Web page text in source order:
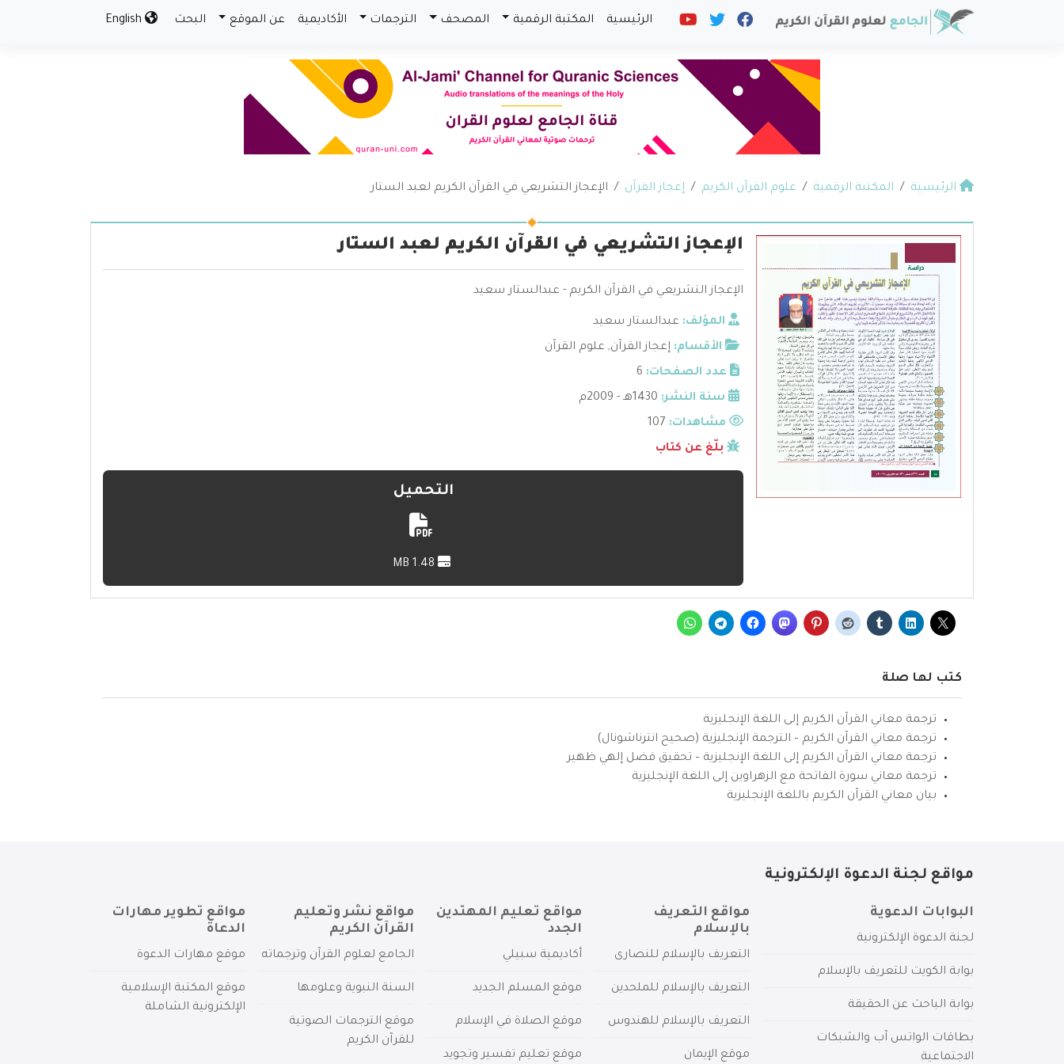
الرئيسية المكتبة الرقمية المصحف الترجمات الأكاديمية عن الموقع البحث
الرئيسية المكتبة الرقمية علوم القرآن الكريم إعجاز القرآن الإعجاز التشريعي في القرآن الكريم لعبد الستار
الإعجاز التشريعي في القرآن الكريم لعبد الستار
الإعجاز التشريعي في القرآن الكريم - عبدالستار سعيد
المؤلف: عبدالستار سعيد
الأقسام: إعجاز القرآن, علوم القرآن
عدد الصفحات: 6
سنة النشر: 1430هـ - 2009م
مشاهدات:
بلّغ عن كتاب
التحميل
كتب لها صلة
ترجمة معاني القرآن الكريم إلى اللغة الإنجليزية
ترجمة معاني القرآن الكريم – الترجمة الإنجليزية (صحيح انترناشونال)
ترجمة معاني القرآن الكريم إلى اللغة الإنجليزية – تحقيق فضل إلهي ظهير
ترجمة معاني سورة الفاتحة مع الزهراوين إلى اللغة الإنجليزية
بيان معاني القرآن الكريم باللغة الإنجليزية
مواقع لجنة الدعوة الإلكترونية
البوابات الدعوية
لجنة الدعوة الإلكترونية
بوابة الكويت للتعريف بالإسلام
بوابة الباحث عن الحقيقة
بطاقات الواتس آب والشبكات
الاجتماعية
مواقع التعريف
بالإسلام
التعريف بالإسلام للنصارى
التعريف بالإسلام للملحدين
التعريف بالإسلام للهندوس
موقع الإيمان
مواقع تعليم المهتدين
الجدد
أكاديمية سبيلي
موقع المسلم الجديد
موقع الصلاة في الإسلام
موقع تعليم تفسير وتجويد
مواقع نشر وتعليم
القرآن الكريم
الجامع لعلوم القرآن وترجماته
السنة النبوية وعلومها
موقع الترجمات الصوتية
للقرآن الكريم
مواقع تطوير مهارات
الدعاة
موقع مهارات الدعوة
موقع المكتبة الإسلامية
الإلكترونية الشاملة